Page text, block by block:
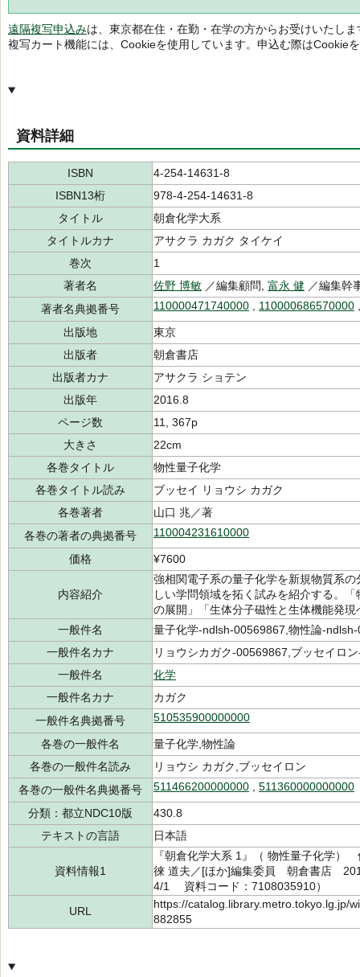
遠隔複写申込みは、東京都在住・在勤・在学の方からお受けいたしま
複写カート機能には、Cookieを使用しています。申込む際はCookie
資料詳細
ISBN
4-254-14631-8
ISBN13桁
978-4-254-14631-8
タイトル
朝倉化学大系
タイトルカナ
アサクラ カガク タイケイ
巻次
1
著者名
佐野 博敏 ／編集顧問, 富永 健 ／編集幹
著者名典拠番号
110000471740000 110000686570000
出版地
東京
出版者
朝倉書店
出版者カナ
アサクラ ショテン
出版年
2016.8
ページ数
11, 367p
大きさ
22cm
各巻タイトル
物性量子化学
各巻タイトル読み
ブッセイ リョウシ カガク
各巻著者
山口 兆／著
各巻の著者の典拠番号
110004231610000
価格 ¥7600
内容紹介
強相関電子系の量子化学を新規物質系
しい学問領域を拓く試みを紹介する。
の展開」「生体分子磁性と生体機能発
一般件名
量子化学-ndlsh-00569867,物性論-
一般件名カナ
リョウシカガク-00569867,ブッセイロ
一般件名
化学
一般件名カナ
カガク
一般件名典拠番号
510535900000000
各巻の一般件名
量子化学,物性論
各巻の一般件名読み
リョウシ カガク,ブッセイロン
各巻の一般件名典拠番号
511466200000000 511360000000000
分類：都立NDC10版
430.8
テキストの言語
日本語
資料情報1
『朝倉化学大系 1』（ 物性量子化学
徠 道夫／[ほか]編集委員 朝倉書店
4/1 資料コード：7108035910）
URL
https://catalog.library.metro.tokyo.lg.jp/
882855